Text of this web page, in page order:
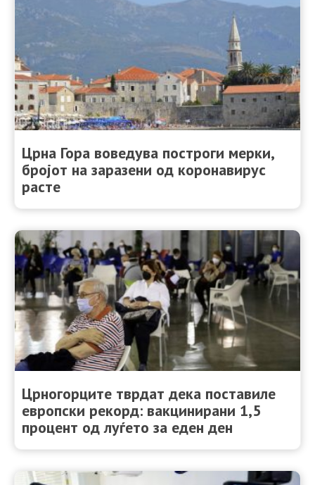
Црна Гора воведува построги мерки,
бројот на заразени од коронавирус
расте
Црногорците тврдат дека поставиле
европски рекорд: вакцинирани 1,5
процент од луѓето за еден ден